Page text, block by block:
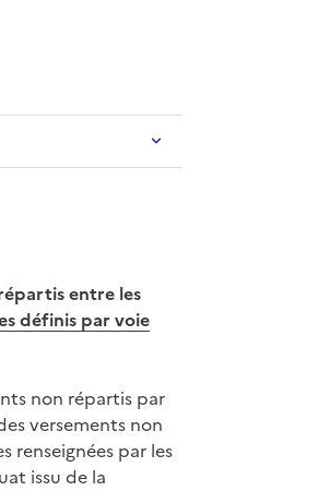
entre les
définis par voie
non répartis par
versements non
renseignées par les
issu de la